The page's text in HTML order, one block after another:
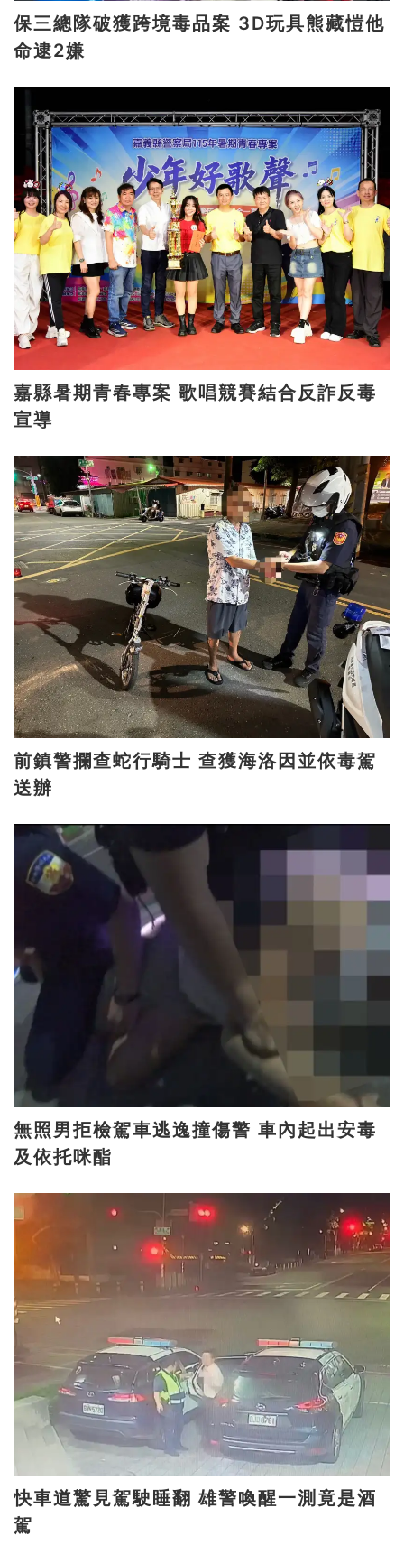
保三總隊破獲跨境毒品案 3D玩具熊藏愷他
命逮2嫌
嘉縣暑期青春專案 歌唱競賽結合反詐反毒
宣導
前鎮警攔查蛇行騎士 查獲海洛因並依毒駕
送辦
無照男拒檢駕車逃逸撞傷警 車內起出安毒
及依托咪酯
快車道驚見駕駛睡翻 雄警喚醒一測竟是酒
駕